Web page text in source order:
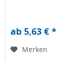
ab 5,63 € *
Merken